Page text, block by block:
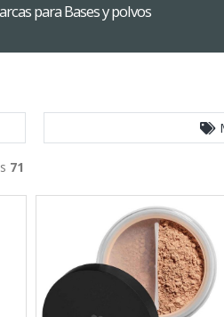
para Bases y polvos
71